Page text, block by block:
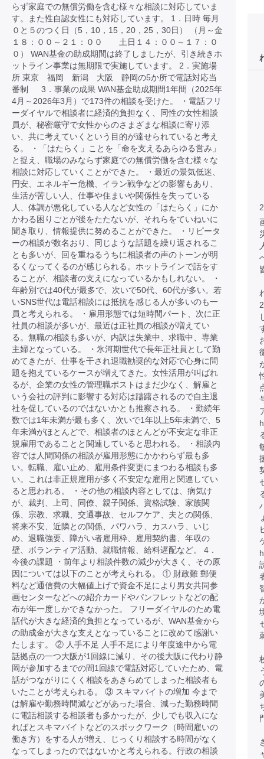
らず家庭での無償労働を含む様々な相談に対応していま
す。また性自認女性にも対応しています。 1．日時 毎月
０と５のつく日（5，10，15，20，25，30日） （月～金
１８：００～２１：００ 土日１４：００～１７：０
０） WAN基金の助成期間は終了しましたが、引き続きホ
ットライン事業は無期限で実施しています。 2．実施場
所 東京 福岡 新潟 大阪 静岡の5か所で電話対応当
番制 3．事業の成果 WAN基金助成期間1年間（2025年
4月～2026年3月）で173件の相談を受けた。 ・電話フリ
ーダイヤルで相談者に経済的負担なく、同性の女性相談
員が、秘密厳守で女性からのさまざまな相談に寄り添
い、共に考えていくという目的が達せられていると考え
る。 ・「はたらく」ことを「命を支えるあらゆる営み」
と捉え、職場のみならず家庭での無償労働を含む様々な
相談に対応していくことができた。 ・最近の景気低迷、
円安、エネルギー危機、イラン戦争などの影響もあり、
生活が苦しい人、仕事や住まいや関係性を失っている
人、体調が悪化している人など女性の「はたらく」にか
かわる困りごとが後をたたないが、それらをていねいに
聞き取り、情報提供に努めることができた。 ・リピータ
ーの相談が数名おり、同じような話題を繰り返されるこ
とも多いが、回を重ねるうちに相談者の声のトーンが明
るくなってくるのが感じられる。ホットラインで話をす
ることが、相談者の支えになっているかもしれない。 ・
年齢別では40代が最多で、次いで50代、60代が多い。若
いSNS世代は電話相談には抵抗を感じる人が多いのも一
員と考えられる。 ・雇用形態では短時間パート、次に正
社員の相談が多いが、最近は正社員の相談が増えてい
る。無職の相談も多いが、内訳は失業中、求職中、専業
主婦となっている。 ・氷河期世代で長年正社員として勤
めてきたが、仕事を干され退職勧奨的な対応で心身に問
題を抱えているケースが増えてきた。女性活用が叫ばれ
るが、企業の女性の管理職ポストはまだ少なく、解雇と
いう会社の評判に影響する対応は躊躇されるので自主退
社を促しているのではないかとも推察される。 ・勤続年
数では1年未満が最も多く、次いで1年以上5年未満で、5
年未満がほとんどで、相談者のほとんどが不安定な非正
規雇用であることと関連していると思われる。 ・相談内
容では人間関係の相談が雇用形態にかかわらず最も多
い。転職、雇い止め、雇用条件変更にまつわる相談も多
い。これは非正規雇用が多く不安定な雇用と関連してい
ると思われる。 ・その他の相談内容としては、病気け
が、裁判、上司、同僚、親子関係、資格試験、家族関
係、宗教、求職、交通事故、セルフケア、夫との関係、
将来不安、近隣との関係、パワハラ、カスハラ、いじ
め、退職強要、障がい者雇用枠、雇用契約書、年収の
壁、ボランティア活動、就職情報、給料遅配など。 4．
今後の課題 ・前年より相談件数の減少が大きく、その原
因については以下のことが考えられる。 ① 財政難 郵便
料など通信費の大幅値上げで資金不足により男女共同参
画センターなどへの紹介カードやパンフレットなどの配
布が年一度しかできなかった。 フリーダイヤルのため電
話代が大きな経済的負担となっているが、WAN基金から
の助成金が大きな支えとなっていることに改めて感謝い
たします。 ② 人手不足 人手不足により年度途中から電
話拠点の一つ大阪が1回線に減り、その後大阪に代わり静
岡が参加するまでの間1回線で電話対応していたため、電
話がつながりにくく相談をあきらめてしまった相談者も
いたことが考えられる。 ③ スキマバイトの増加 今まで
は解雇や勤務時間減などがあった場合、減った勤務時間
に電話相談する相談者も多かったが、少しでも収入にな
ればとスキマバイトなどのスポックワーク（時間雇いの
働き方）をする人が増え、じっくり相談する時間がなく
なってしまったのではないかと考えられる。行政の相談